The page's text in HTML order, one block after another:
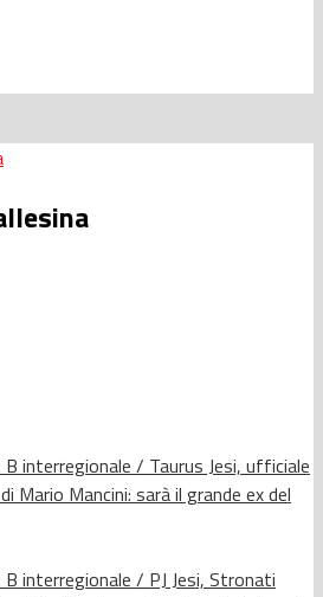
interregionale / Taurus Jesi, ufficiale
Mario Mancini: sarà il grande ex del
interregionale / PJ Jesi, Stronati